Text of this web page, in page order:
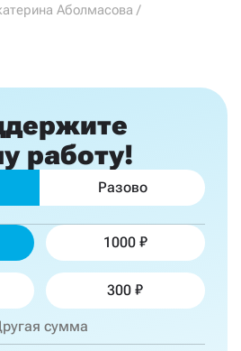
Аболмасова /
работу!
Разово
1000
300